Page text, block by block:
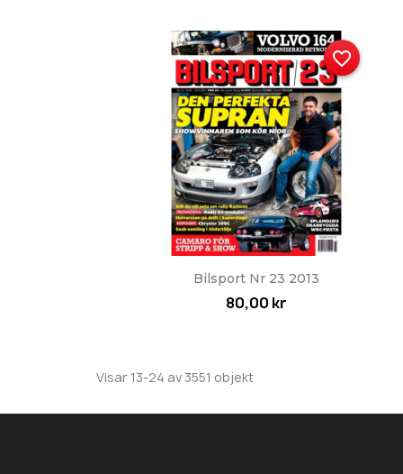
Snabbvy
Bilsport Nr 23 2013
80,00 kr
favorite_border
Visar 13-24 av 3551 objekt